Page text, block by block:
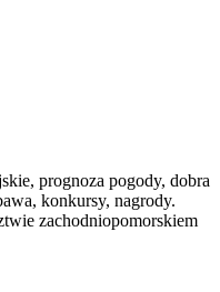
prognoza pogody, dobra
konkursy, nagrody.
zachodniopomorskiem